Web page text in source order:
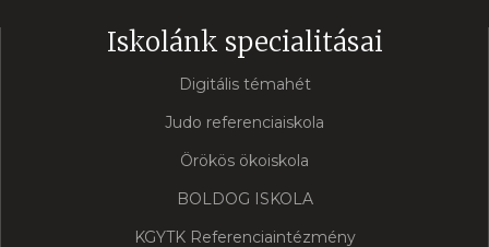
Iskolánk specialitásai
Digitális témahét
Judo referenciaiskola
Örökös ökoiskola
BOLDOG ISKOLA
KGYTK Referenciaintézmény